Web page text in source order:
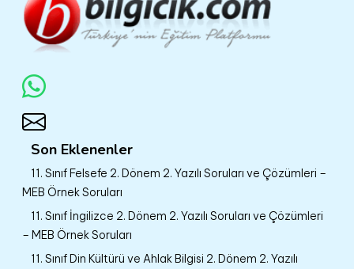
Son Eklenenler
11. Sınıf Felsefe 2. Dönem 2. Yazılı Soruları ve Çözümleri –
MEB Örnek Soruları
11. Sınıf İngilizce 2. Dönem 2. Yazılı Soruları ve Çözümleri
– MEB Örnek Soruları
11. Sınıf Din Kültürü ve Ahlak Bilgisi 2. Dönem 2. Yazılı